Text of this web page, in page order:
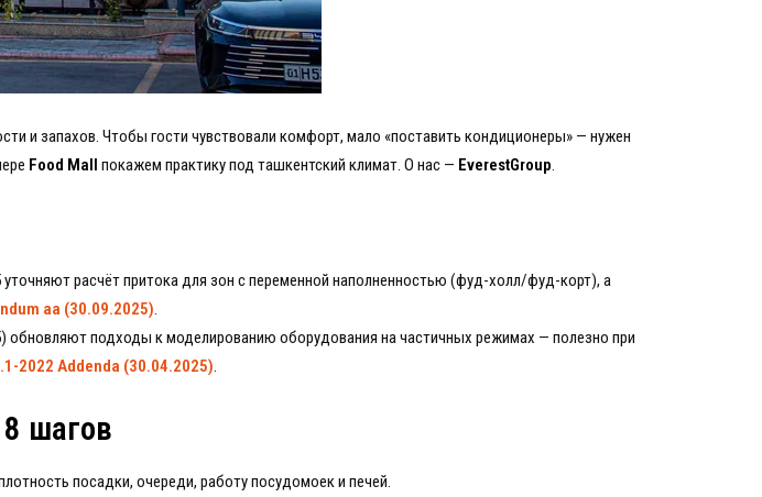
и запахов. Чтобы гости чувствовали комфорт, мало «поставить кондиционеры» — нужен
Food Mall покажем практику под ташкентский климат. О нас — EverestGroup.
уточняют расчёт притока для зон с переменной наполненностью (фуд-холл/фуд-корт), а
aa (30.09.2025).
обновляют подходы к моделированию оборудования на частичных режимах — полезно при
2022 Addenda (30.04.2025).
шагов
посадки, очереди, работу посудомоек и печей.